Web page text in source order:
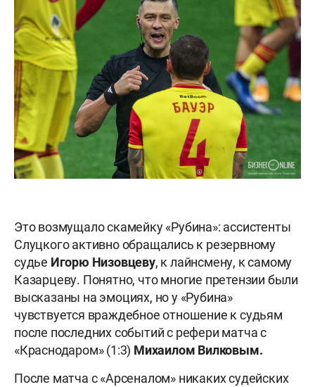
Это возмущало скамейку «Рубина»: ассистенты
Слуцкого активно обращались к резервному
судье Игорю Низовцеву, к лайнсмену, к самому
Казарцеву. Понятно, что многие претензии были
высказаны на эмоциях, но у «Рубина»
чувствуется враждебное отношение к судьям
после последних событий с рефери матча с
«Краснодаром» (1:3) Михаилом Вилковым.
После матча с «Арсеналом» никаких судейских